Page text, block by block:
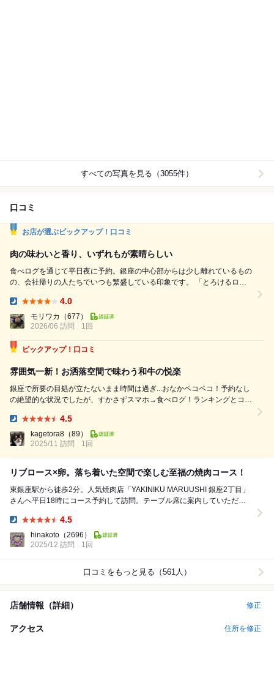
すべての写真を見る（3055件）
口コミ
お店が選ぶピックアップ！口コミ
肉の味わいと香り、いずれもが素晴らしい
食べログを通じて平日夜に予約。銀座の中心部からは少し離れているもの
の、会社帰りの人たちでいつも繁盛している印象です。 「とろけるロー
予約してあります。 まずは、上タン塩、厚切りハラミ、ハツなどの5種盛
り合わせから。アッサリ系の部位ではありましたが、全ての肉において歯
4.0
モリワカ
（677）
2026/06 訪問
1回
ピックアップ！口コミ
雰囲気一新！お洒落空間で味わう和牛の悦楽
銀座で所要の目処が立たないまま時間は過ぎ...おなかペコペコ！予約なし
の絶望的な状況でしたが、すかさずスマホ→食べログ！ランキングとコス
も滑り込みセーフ！着席してわずか30分後には満席になっていたので、
この判断力を褒めたくなりました（...
4.5
kagetora8 （89）
2025/11 訪問
1回
リブロース×卵。落ち着いた空間で楽しむ至福の焼肉コース！
東銀座駅から徒歩2分。人気焼肉店「YAKINIKU MARUUSHI 銀座2丁目」
さんへ平日18時にコース予約して訪問。テーブル席に案内していただき
4.5
hinakoto （2696）
2025/12 訪問
1回
口コミをもっと見る（561人）
店舗情報（詳細） 修正
アクセス 住所を修正